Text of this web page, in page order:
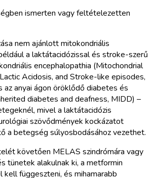
ismerten vagy feltételezetten
nem ajánlott mitokondriális
a laktátacidózissal és stroke-szerű
encephalopathia (Mitochondrial
Acidosis, and Stroke-like episodes,
az anyai ágon öröklődő diabetes és
diabetes and deafness, MIDD) –
mivel a laktátacidózis
szövődmények kockázatot
a betegség súlyosbodásához vezethet.
követően MELAS szindrómára vagy
tünetek alakulnak ki, a metformin
kell függeszteni, és mihamarabb